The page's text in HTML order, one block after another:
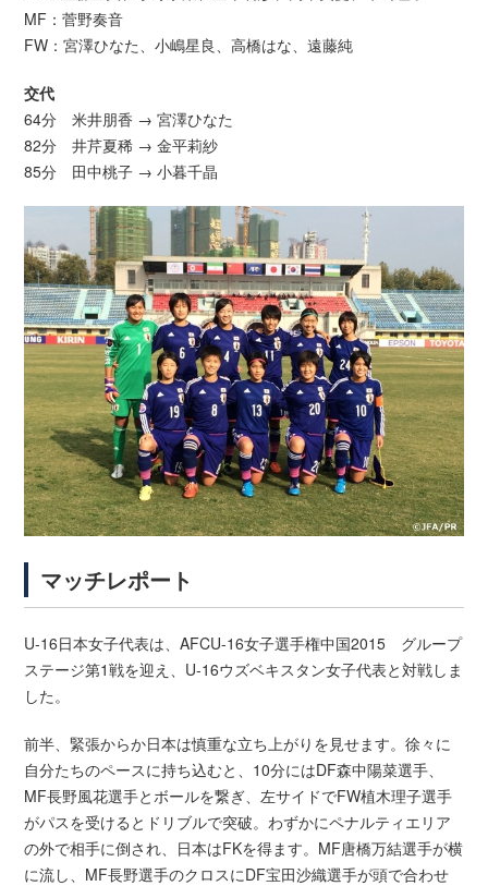
MF：菅野奏音
FW：宮澤ひなた、小嶋星良、高橋はな、遠藤純
交代
64分 米井朋香 → 宮澤ひなた
82分 井芹夏稀 → 金平莉紗
85分 田中桃子 → 小暮千晶
マッチレポート
U-16日本女子代表は、AFCU-16女子選手権中国2015 グループ
ステージ第1戦を迎え、U-16ウズベキスタン女子代表と対戦しま
した。
前半、緊張からか日本は慎重な立ち上がりを見せます。徐々に
自分たちのペースに持ち込むと、10分にはDF森中陽菜選手、
MF長野風花選手とボールを繋ぎ、左サイドでFW植木理子選手
がパスを受けるとドリブルで突破。わずかにペナルティエリア
の外で相手に倒され、日本はFKを得ます。MF唐橋万結選手が横
に流し、MF長野選手のクロスにDF宝田沙織選手が頭で合わせ